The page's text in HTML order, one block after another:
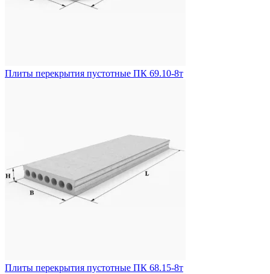
Плиты перекрытия пустотные ПК 69.10-8т
Плиты перекрытия пустотные ПК 68.15-8т